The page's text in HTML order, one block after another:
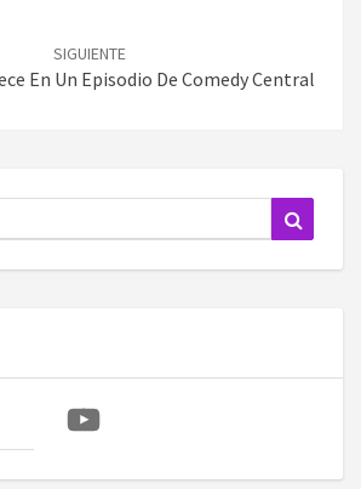
SIGUIENTE
En Un Episodio De Comedy Central
YouTube